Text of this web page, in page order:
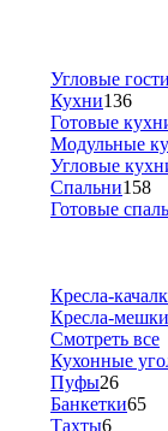
Угловые
Кухни136
Готовые
Модульные
Угловые
Спальни158
Готовые
Кресла-
Кресла-мешки
Смотреть все
Кухонные
Пуфы26
Банкетки65
Тахты6